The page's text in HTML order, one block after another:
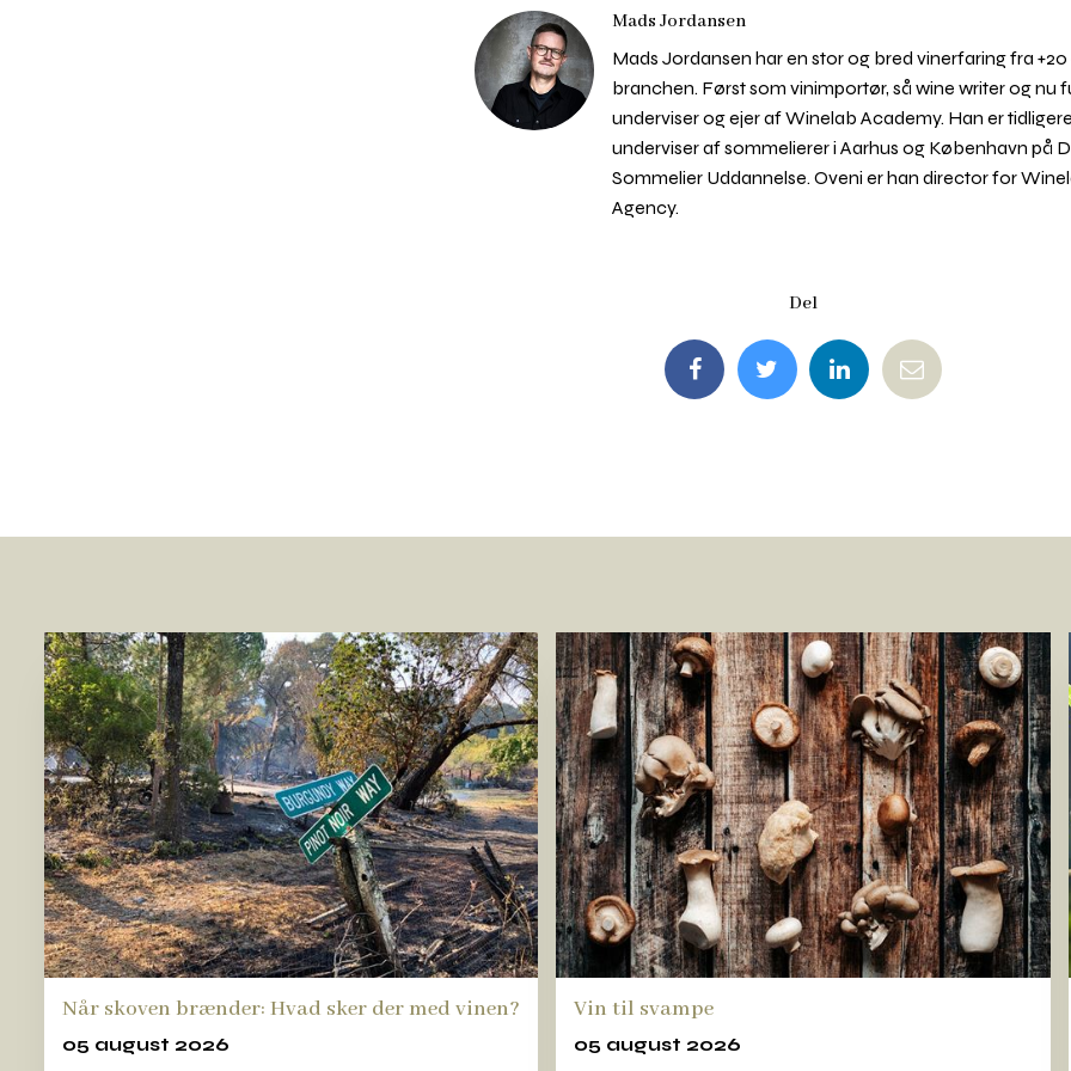
Mads Jordansen
Mads Jordansen har en stor og bred vinerfaring fra +20
branchen. Først som vinimportør, så wine writer og nu
underviser og ejer af Winelab Academy. Han er tidligere
underviser af sommelierer i Aarhus og København på
Sommelier Uddannelse. Oveni er han director for
Agency.
Del
Når skoven brænder: Hvad sker der med vinen?
05 august 2026
Vin til svampe
05 august 2026